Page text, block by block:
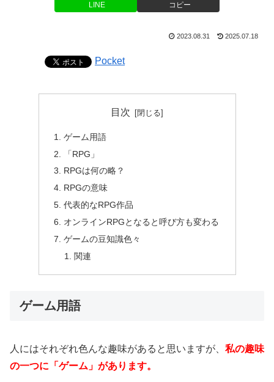
LINE コピー
2023.08.31 2025.07.18
Pocket
目次
ゲーム用語
「RPG」
RPGは何の略？
RPGの意味
代表的なRPG作品
オンラインRPGとなると呼び方も変わる
ゲームの豆知識色々
関連
ゲーム用語
人にはそれぞれ色んな趣味があると思いますが、 私の趣味
の一つに「ゲーム」があります。